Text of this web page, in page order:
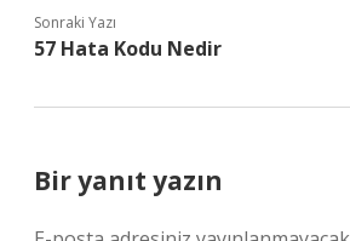
Sonraki Yazı
57 Hata Kodu Nedir
Bir yanıt yazın